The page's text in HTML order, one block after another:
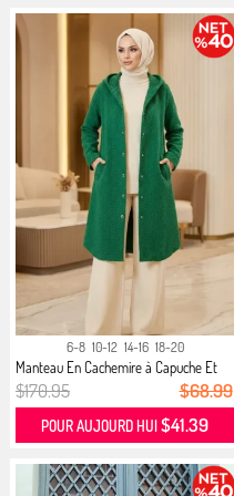
6-8 10-12 14-16 18-20
Manteau En Cachemire à Capuche Et
B...
$170.95 $68.99
POUR AUJOURD HUI$41.39